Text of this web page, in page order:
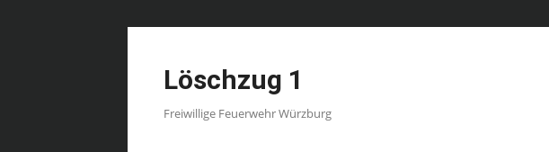
Löschzug 1
Freiwillige Feuerwehr Würzburg